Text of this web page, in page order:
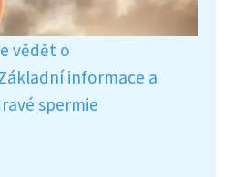
vědět o
informace a
spermie